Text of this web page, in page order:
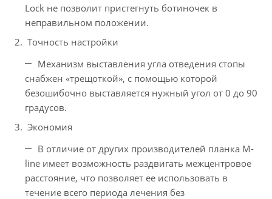
Lock не позволит пристегнуть ботиночек в
неправильном положении.
Точность настройки
Механизм выставления угла отведения стопы
снабжен «трещоткой», с помощью которой
безошибочно выставляется нужный угол от 0 до 90
градусов.
Экономия
В отличие от других производителей планка M-
line имеет возможность раздвигать межцентровое
расстояние, что позволяет ее использовать в
течение всего периода лечения без